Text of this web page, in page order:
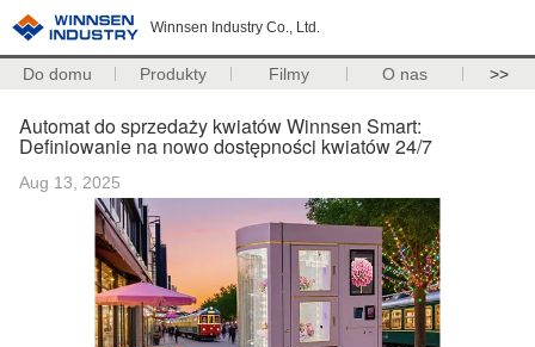
Winnsen Industry Co., Ltd.
Do domu Produkty Filmy O nas >>
Automat do sprzedaży kwiatów Winnsen Smart:
Definiowanie na nowo dostępności kwiatów 24/7
Aug 13, 2025